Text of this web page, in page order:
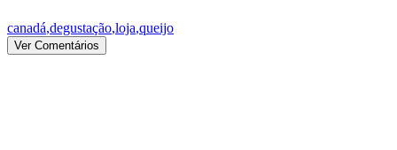
canadá,degustação,loja,queijo
Ver Comentários